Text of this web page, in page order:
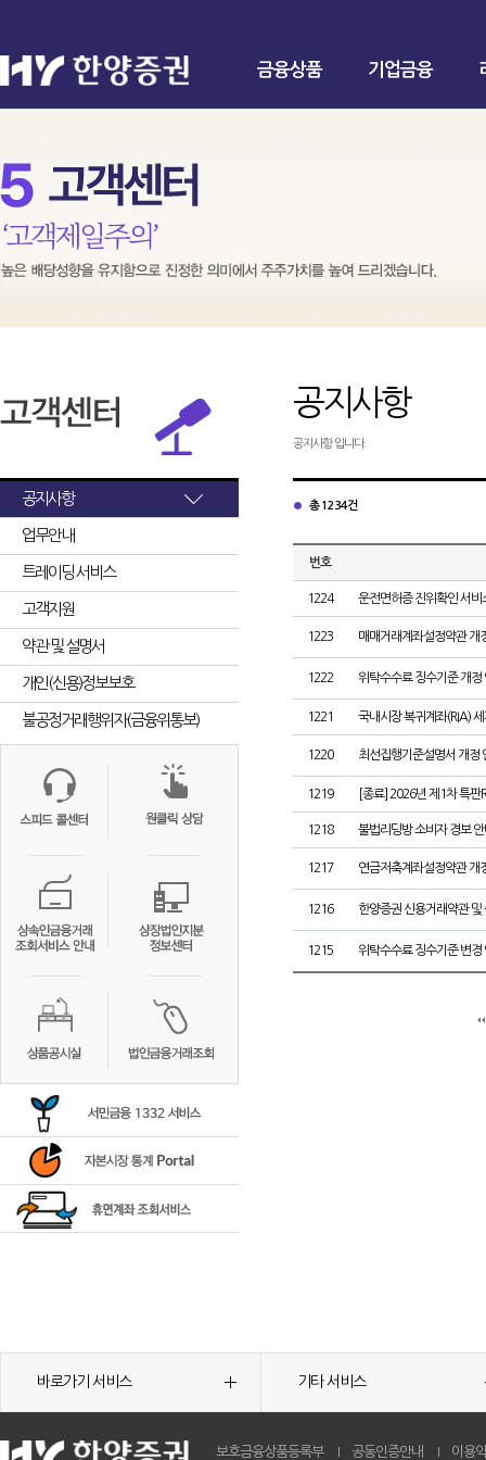
금융상품 기업금융
공지사항
업무안내
트레이딩 서비스
고객지원
약관 및 설명서
개인(신용)정보보호
불공정거래행위자(금융위통보)
공지사항
공지사항 입니다.
총 1234건
번호
1224 운전면허증 진위확인 서비
1223 매매거래계좌설정약관 개
1222 위탁수수료 징수기준 개정
1221 국내시장 복귀계좌(RIA)
1220 최선집행기준설명서 개정
1219 [종료] 2026년 제1차 특판
1218 불법리딩방 소비자 경보 안
1217 연금저축계좌설정약관 개
1216 한양증권 신용거래약관
1215 위탁수수료 징수기준 변경
바로가기 서비스 기타 서비스
보호금융상품등록부 공동인증안내 이용